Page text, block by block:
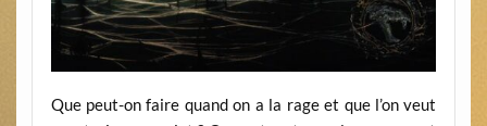
Que peut-on faire quand on a la rage et que l’on veut